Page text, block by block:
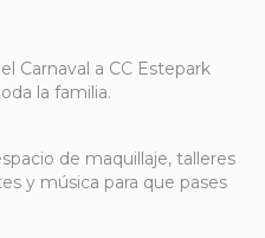
Carnaval a CC Estepark
la familia.
de maquillaje, talleres
y música para que pases